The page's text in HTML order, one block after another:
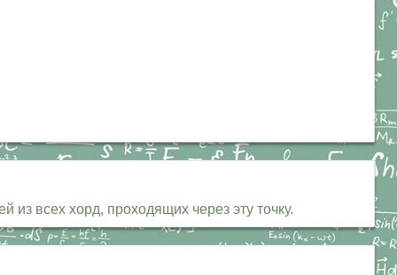
всех хорд, проходящих через эту точку.